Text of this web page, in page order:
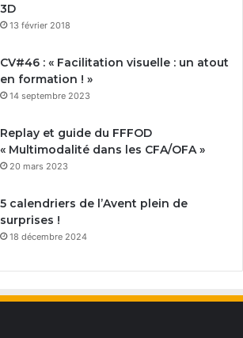
3D
13 février 2018
CV#46 : « Facilitation visuelle : un atout
en formation ! »
14 septembre 2023
Replay et guide du FFFOD
« Multimodalité dans les CFA/OFA »
20 mars 2023
5 calendriers de l’Avent plein de
surprises !
18 décembre 2024